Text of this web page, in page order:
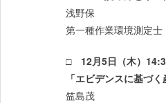
浅野保
第一種作業環境測定
□ 12月5日（木）
「エビデンスに基づく
笽島茂